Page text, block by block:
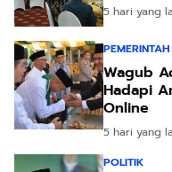
5 hari yang
Wagub
Hadapi
Online
5 hari yang
POLITIK